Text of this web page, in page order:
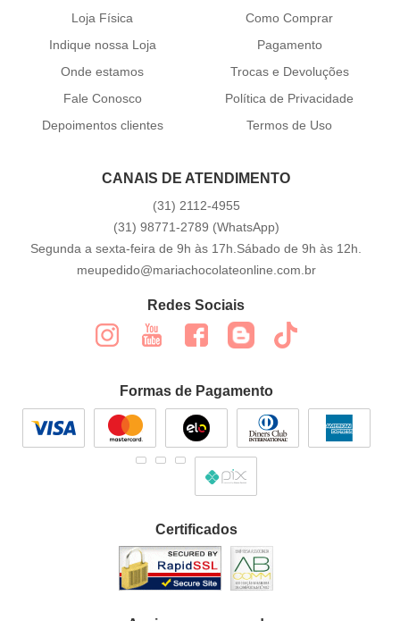
Loja Física
Indique nossa Loja
Onde estamos
Fale Conosco
Depoimentos clientes
Como Comprar
Pagamento
Trocas e Devoluções
Política de Privacidade
Termos de Uso
CANAIS DE ATENDIMENTO
(31) 2112-4955
(31) 98771-2789 (WhatsApp)
Segunda a sexta-feira de 9h às 17h.Sábado de 9h às 12h.
meupedido@mariachocolateonline.com.br
Redes Sociais
Formas de Pagamento
Certificados